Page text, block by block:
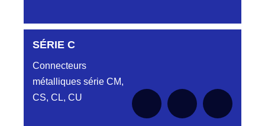
DC6122340N
D03EC612MT CONNECTEUR NOIR
DC6122340O
CONNECTEUR ORANGE DC612 23 40O
SÉRIE C
Connecteurs
métalliques série CM,
CS, CL, CU